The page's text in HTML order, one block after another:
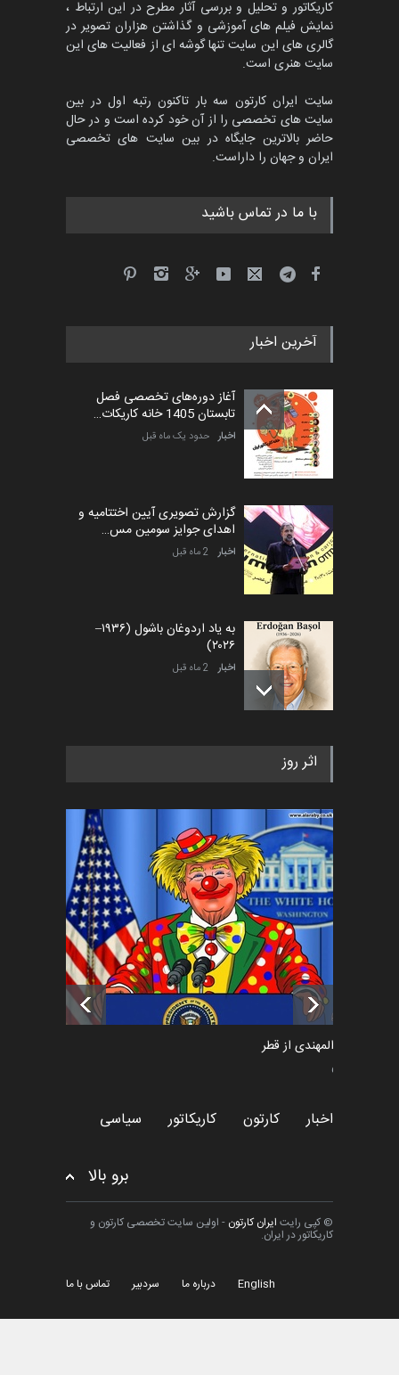
پنجمین مسابقۀ بین‌المللی
کارتون طنز «کلاه‌ای…
مهلت 5 ماه دیگر
بیست و هشتمین مسابقه
بین‌المللی آزاد طراحی ط…
مهلت
کاریکاتور و تحلیل و بررسی آثار مطرح در این ارتباط ،
نمایش فیلم های آموزشی و گذاشتن هزاران تصویر در
گالری های این سایت تنها گوشه ای از فعالیت های این
سایت هنری است.
سایت ایران کارتون سه بار تاکنون رتبه اول در بین
سایت های تخصصی را از آن خود کرده است و در حال
حاضر بالاترین جایگاه در بین سایت های تخصصی
ایران و جهان را داراست.
با ما در تماس باشید
آخرین اخبار
آغاز دوره‌های تخصصی فصل
تابستان 1405 خانه کاریکات…
اخبار حدود یک ماه قبل
گزارش تصویری آیین اختتامیه و
اهدای جوایز سومین مس…
اخبار 2 ماه قبل
به یاد اردوغان باشول (۱۹۳۶–
۲۰۲۶)
اخبار 2 ماه قبل
رویداد کارگاهی کارتون و پوستر
اخبار 5 ماه قبل
فراخوان رویداد کارگاهی کارتون و
پوستر "ایران سربل…
اخبار 6 ماه قبل
تسلیت به همکار | سهراب خیری
اخبار 6 ماه قبل
اثر روز
سعد المهندی از قطر
سیاسی
اخبار کارتون کاریکاتور سیاسی
برو بالا
© کپی رایت ایران کارتون - اولین سایت تخصصی کارتون و
کاریکاتور در ایران.
English درباره ما سردبیر تماس با ما